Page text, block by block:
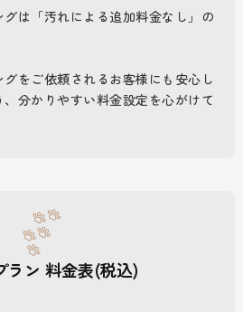
は「汚れによる追加料金なし」の
をご依頼されるお客様にも安心し
分かりやすい料金設定を心がけて
ラン 料金表(税込)